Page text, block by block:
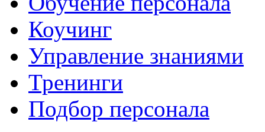
Коучинг
Управление знаниями
Тренинги
Подбор персонала